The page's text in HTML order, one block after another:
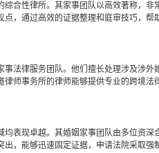
合性律所。其家事团队以高效著称，非
，通过高效的证据整理和庭审技巧，帮
法律服务团队。他们擅长处理涉及涉外
师事务所的律师能够提供专业的跨境法
表现卓越。其婚姻家事团队由多位资深
，能够迅速固定证据，申请法院采取强